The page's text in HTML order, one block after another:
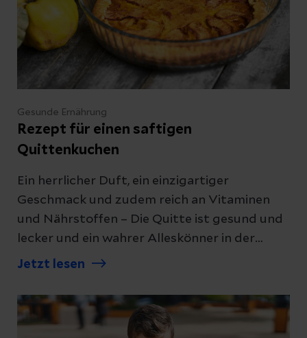
Gesunde Ernährung
Rezept für einen saftigen
Quittenkuchen
Ein herrlicher Duft, ein einzigartiger
Geschmack und zudem reich an Vitaminen
und Nährstoffen – Die Quitte ist gesund und
lecker und ein wahrer Alleskönner in der
Küche. Es lohnt sich, sie (wieder) zu
Quittenkuchen.
Jetzt lesen